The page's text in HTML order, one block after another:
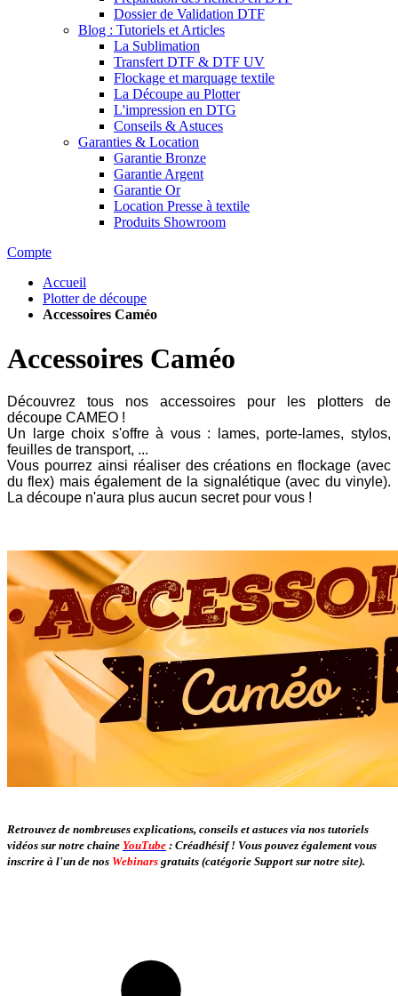
Dossier de Validation DTF
Blog : Tutoriels et Articles
La Sublimation
Transfert DTF & DTF UV
Flockage et marquage textile
La Découpe au Plotter
L'impression en DTG
Conseils & Astuces
Garanties & Location
Garantie Bronze
Garantie Argent
Garantie Or
Location Presse à textile
Produits Showroom
Compte
Accueil
Plotter de découpe
Accessoires Caméo
Accessoires Caméo
Découvrez tous nos accessoires pour les plotters de
découpe CAMEO !
Un large choix s'offre à vous : lames, porte-lames, stylos,
feuilles de transport, ...
Vous pourrez ainsi réaliser des créations en flockage (avec
du flex) mais également de la signalétique (avec du vinyle).
La découpe n'aura plus aucun secret pour vous !
Retrouvez de nombreuses explications, conseils et astuces via nos tutoriels
vidéos sur notre chaine YouTube : Créadhésif ! Vous pouvez également vous
inscrire à l'un de nos Webinars gratuits (catégorie Support sur notre site).